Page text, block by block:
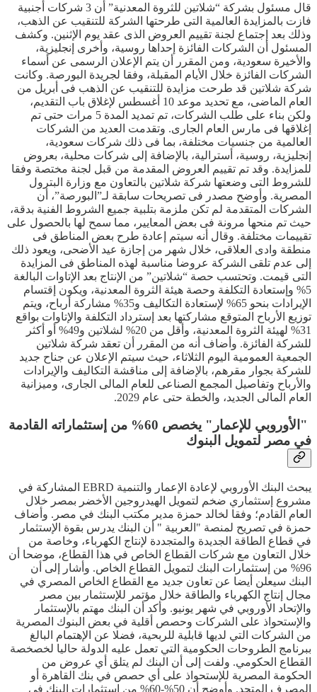
قال مسئول بشركة “شلاتين للثروة المعدنية” أن 3 شركات أجنبية
فازت بالمزايدة العالمية التى طرحتها الشركة للتنقيب عن الذهب،
وذلك بعد إجتماع لجنة تقييم العروض الذى عقد يوم الإثنين. وكشف
المسئول أن الشركات الفائزة إحداها روسية، وأخرى إنجليزية،
والأخيرة سعودية، ومن المقرر أن يتم الإعلان الرسمى عن أسماء
الشركات الفائزة خلال الأيام المقبلة، وفقا لجريدة البورصة. وكانت
شركة شلاتين قد طرحت مزايدة للتنقيب عن الذهب فى أبريل من
العام الماضى، مع تحديد موعد 10 أغسطس لإغلاق باب التقديم،
ولكن بناء على طلب الشركات، تم تمديد المدة 5 مرات حتى تم
إغلاقها فى مارس العام الجارى. وتقدمت العديد من الشركات
العالمية من جنسيات مختلفة، بما فى ذلك شركات سعودية،
إنجليزية، روسية، أسترالية، بالإضافة إلى شركات محلية، بعروض
للمزايدة. وقد تم تقييم العروض المقدمة من قبل لجنة مختصة وفقا
للشروط التى وضعتها شركة شلاتين بالتعاون مع وزارة البترول
المصرية. وأوضح مصدر فى تصريحات سابقة لـ”البورصة”، أن
الشركات المتقدمة لم تكن ملزمة بتلبية جميع الشروط الفنية بدقة،
حيث تم منحها مرونة فى بعض المعايير، مما سمح لها بالحصول على
تقييمات مختلفة. وقال أنه سيتم إعادة طرح بعض المناطق فى
منطقة وادى العلاقى، خلال شهر من إجازة عيد الأضحى، ويعود ذلك
إلى عدم تلقى الشركة عروضا مناسبة لهذه المناطق فى المزايدة
التى قيمت. وتحتسب حصة “شلاتين” من الإنتاج بعد الإتاوات البالغة
5% وإستعادة التكلفة وحصة هيئة الثروة المعدنية، ويكون إقتسام
الإيرادات بنحو 65% لإستعادة التكاليف و35% مشاركة أرباح، ويتم
توزيع الأرباح المتوقع مشاركتها بعد إسترداد التكلفة والإتاوات بواقع
31% لهيئة الثروة المعدنية، وأقل من 20% لشلاتين و49% أو أكثر
للشركة الفائزة. وأضاف أنه من المقرر أن تعقد شركة شلاتين
الجمعية العمومية اليوم الثلاثاء، حيث سيتم الإعلان عن جناح جديد
للشركة بجوار مقرهم، بالإضافة إلى مناقشة التكاليف والإيرادات
والأرباح وتفاصيل المجمع الصناعى للعام المالى الجارى، وميزانية
العام المالى الجديد، والخطة حتى عام 2029.
"الأوروبي للإعمار" يخصص 60% من إستثماراته القادمة
في مصر لتمويل البنوك
يبحث البنك الأوروبي لإعادة الإعمار والتنمية EBRD المشاركة في
مشروع إستثماري ضخم لتمويل الهيدروجين الأخضر بمصر خلال
العام القادم؛ وفقا لخالد حمزة مدير مكتب البنك في مصر. وأضاف
حمزة في تصريح لمنصة "العربية " أن البنك يدرس بقوة الإستثمار
في قطاع الطاقة الجديدة والمتجددة لإنتاج الكهرباء، وخاصة من
خلال التعاون مع شركات القطاع الخاص في هذا القطاع، موضحا أن
96% من إستثمارات البنك لتمويل القطاع الخاص. وأشار إلى أن
البنك سيعلن أيضا عن تعاون جديد مع القطاع الخاص المصري في
مجال إنتاج الكهرباء والطاقة خلال مؤتمر للإستثمار بين مصر
والإتحاد الأوروبي في شهر يونيو. وأكد أن البنك مهتم بالإستثمار
والإستحواذ على الشركات وحصص أقلية في بعض البنوك المصرية
من الشركات التي لديها قابلية للربحية، فضلا عن الإهتمام البالغ
ببرنامج الطروحات الحكومية التي تعمل عليه الدولة حاليا لخصخصة
القطاع الحكومي. ولفت إلى أن البنك لم يتلق أي عروض من
الحكومة المصرية للإستحواذ على أي حصص في بنك القاهرة أو
المصرف المتحد. وأوضح أن 50%-60% من إستثمارات البنك في